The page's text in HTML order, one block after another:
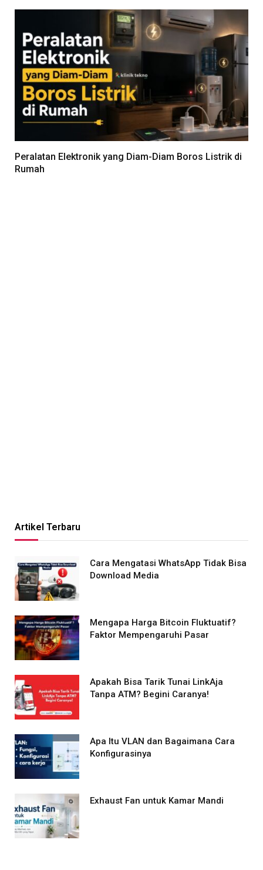
Peralatan Elektronik yang Diam-Diam Boros Listrik di
Rumah
Artikel Terbaru
Cara Mengatasi WhatsApp Tidak Bisa
Download Media
Mengapa Harga Bitcoin Fluktuatif?
Faktor Mempengaruhi Pasar
Apakah Bisa Tarik Tunai LinkAja
Tanpa ATM? Begini Caranya!
Apa Itu VLAN dan Bagaimana Cara
Konfigurasinya
Exhaust Fan untuk Kamar Mandi